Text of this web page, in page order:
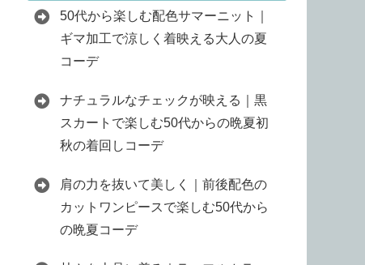
50代から楽しむ配色サマーニット｜
ギマ加工で涼しく着映える大人の夏
コーデ
ナチュラルなチェックが映える｜黒
スカートで楽しむ50代からの晩夏初
秋の着回しコーデ
肩の力を抜いて美しく｜前後配色の
カットワンピースで楽しむ50代から
の晩夏コーデ